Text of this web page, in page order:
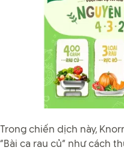
Trong chiến dịch này,
“Bài ca rau củ” như cách